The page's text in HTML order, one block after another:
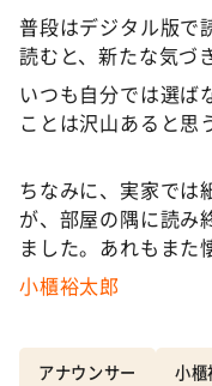
普段はデジタル版で
読むと、新たな気づ
いつも自分では選ば
ことは沢山あると思
ちなみに、実家では
が、部屋の隅に読み
ました。あれもまた
小櫃裕太郎
アナウンサー 小櫃